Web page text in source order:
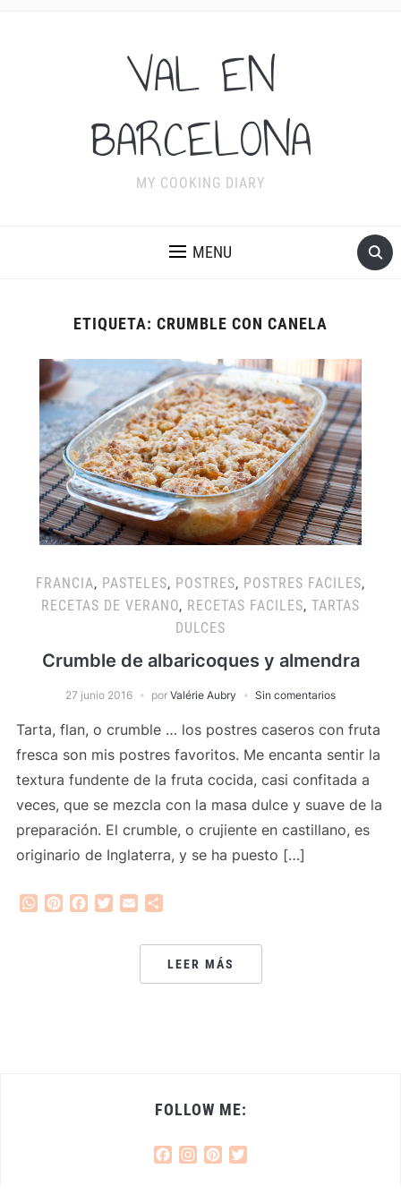
VAL EN
BARCELONA
MY COOKING DIARY
MENU
ETIQUETA: CRUMBLE CON CANELA
FRANCIA, PASTELES, POSTRES, POSTRES FACILES,
RECETAS DE VERANO, RECETAS FACILES, TARTAS
DULCES
Crumble de albaricoques y almendra
27 junio 2016 por Valérie Aubry Sin comentarios
Tarta, flan, o crumble … los postres caseros con fruta
fresca son mis postres favoritos. Me encanta sentir la
textura fundente de la fruta cocida, casi confitada a
veces, que se mezcla con la masa dulce y suave de la
preparación. El crumble, o crujiente en castillano, es
originario de Inglaterra, y se ha puesto […]
WhatsApp
PinterestFacebook
Twitter
Email
LEER MÁS
FOLLOW ME:
Facebook
Instagram
Pinterest